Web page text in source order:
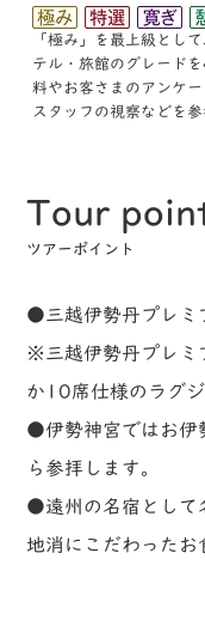
「極み」を最上級とし
テル・旅館のグレード
料やお客さまのアンケ
スタッフの視察などを
Tour
ツアーポイント
●三越伊勢丹プレミ
※三越伊勢丹プレミ
か10席仕様のラグ
●伊勢神宮ではお伊
ら参拝します。
●遠州の名宿として
地消にこだわったお